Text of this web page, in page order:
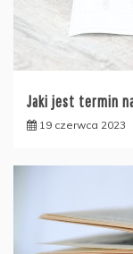
Jaki jest termin
19 czerwca 2023